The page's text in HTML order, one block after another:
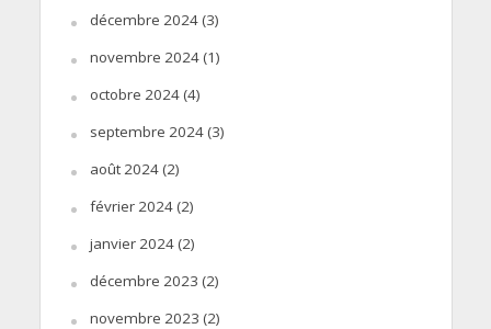
décembre 2024(3)
novembre 2024(1)
octobre 2024(4)
septembre 2024(3)
août 2024(2)
février 2024(2)
janvier 2024(2)
décembre 2023 (2)
novembre 2023 (2)